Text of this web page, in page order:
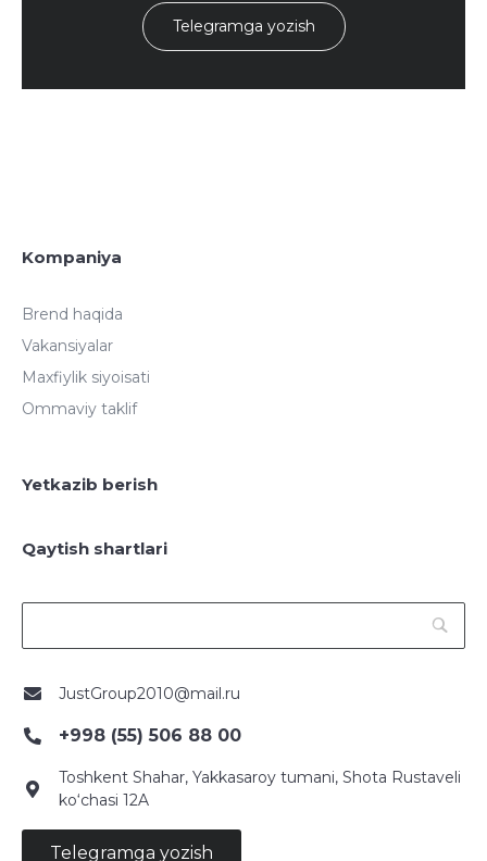
Telegramga yozish
Kompaniya
Brend haqida
Vakansiyalar
Maxfiylik siyoisati
Ommaviy taklif
Yetkazib berish
Qaytish shartlari
JustGroup2010@mail.ru
+998 (55) 506 88 00
Toshkent Shahar, Yakkasaroy tumani, Shota Rustaveli
ko‘chasi 12A
Telegramga yozish